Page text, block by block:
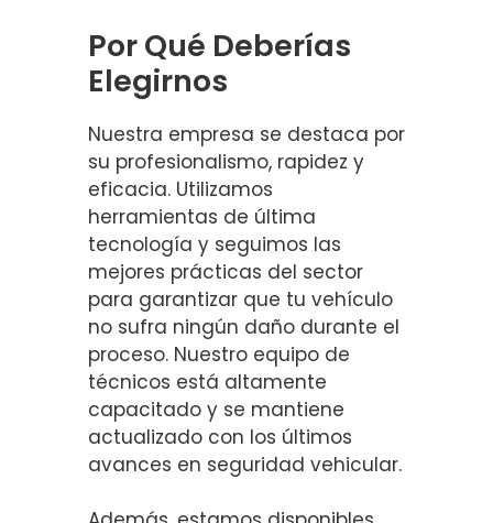
Por Qué Deberías
Elegirnos
Nuestra empresa se destaca por
su profesionalismo, rapidez y
eficacia. Utilizamos
herramientas de última
tecnología y seguimos las
mejores prácticas del sector
para garantizar que tu vehículo
no sufra ningún daño durante el
proceso. Nuestro equipo de
técnicos está altamente
capacitado y se mantiene
actualizado con los últimos
avances en seguridad vehicular.